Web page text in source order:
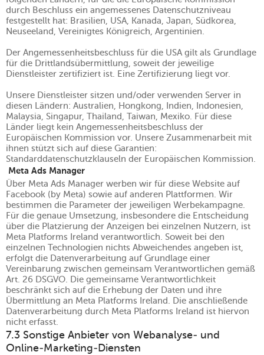
durch Beschluss ein angemessenes Datenschutzniveau
festgestellt hat: Brasilien, USA, Kanada, Japan, Südkorea,
Neuseeland, Vereinigtes Königreich, Argentinien.
Der Angemessenheitsbeschluss für die USA gilt als Grundlage
für die Drittlandsübermittlung, soweit der jeweilige
Dienstleister zertifiziert ist. Eine Zertifizierung liegt vor.
Unsere Dienstleister sitzen und/oder verwenden Server in
diesen Ländern: Australien, Hongkong, Indien, Indonesien,
Malaysia, Singapur, Thailand, Taiwan, Mexiko. Für diese
Länder liegt kein Angemessenheitsbeschluss der
Europäischen Kommission vor. Unsere Zusammenarbeit mit
ihnen stützt sich auf diese Garantien:
Standarddatenschutzklauseln der Europäischen Kommission.
Meta Ads Manager
Über Meta Ads Manager werben wir für diese Website auf
Facebook (by Meta) sowie auf anderen Plattformen. Wir
bestimmen die Parameter der jeweiligen Werbekampagne.
Für die genaue Umsetzung, insbesondere die Entscheidung
über die Platzierung der Anzeigen bei einzelnen Nutzern, ist
Meta Platforms Ireland verantwortlich. Soweit bei den
einzelnen Technologien nichts Abweichendes angeben ist,
erfolgt die Datenverarbeitung auf Grundlage einer
Vereinbarung zwischen gemeinsam Verantwortlichen gemäß
Art. 26 DSGVO. Die gemeinsame Verantwortlichkeit
beschränkt sich auf die Erhebung der Daten und ihre
Übermittlung an Meta Platforms Ireland. Die anschließende
Datenverarbeitung durch Meta Platforms Ireland ist hiervon
nicht erfasst.
7.3 Sonstige Anbieter von Webanalyse- und
Online-Marketing-Diensten